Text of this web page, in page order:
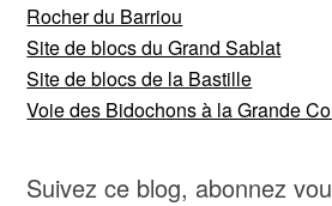
Rocher du Barriou
Site de blocs du Grand Sablat
Site de blocs de la Bastille
Voie des Bidochons à la Grande
Suivez ce blog, abonnez